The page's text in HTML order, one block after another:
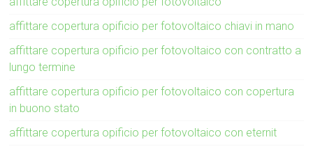
affittare copertura opificio per fotovoltaico chiavi in mano
affittare copertura opificio per fotovoltaico con contratto a
lungo termine
affittare copertura opificio per fotovoltaico con copertura
in buono stato
affittare copertura opificio per fotovoltaico con eternit